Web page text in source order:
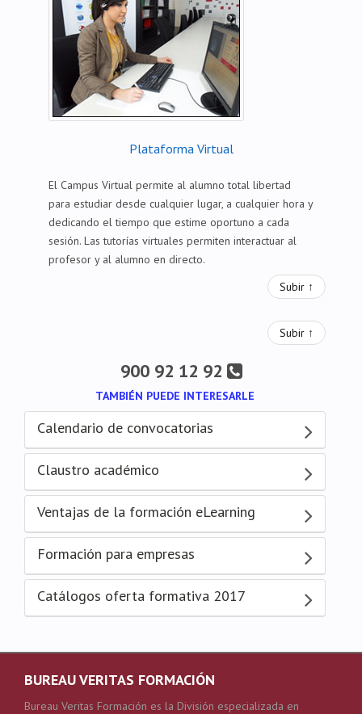
Plataforma Virtual
El Campus Virtual permite al alumno total libertad
para estudiar desde cualquier lugar, a cualquier hora y
dedicando el tiempo que estime oportuno a cada
sesión. Las tutorías virtuales permiten interactuar al
profesor y al alumno en directo.
Subir ↑
Subir ↑
900 92 12 92
TAMBIÉN PUEDE INTERESARLE
Calendario de convocatorias
Claustro académico
Ventajas de la formación eLearning
Formación para empresas
Catálogos oferta formativa 2017
BUREAU VERITAS FORMACIÓN
Bureau Veritas Formación es la División especializada en